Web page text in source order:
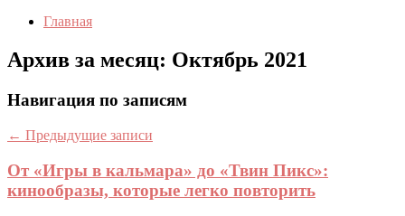
Главная
Архив за месяц: Октябрь 2021
Навигация по записям
← Предыдущие записи
От «Игры в кальмара» до «Твин Пикс»:
кинообразы, которые легко повторить